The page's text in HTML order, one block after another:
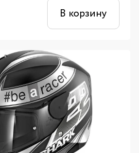
В корзину